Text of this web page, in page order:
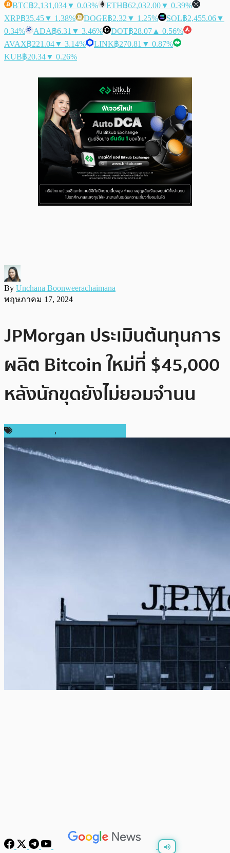
BTC฿2,131,034▼ 0.03% ETH฿62,032.00▼ 0.39%
XRP฿35.45▼ 1.38% DOGE฿2.32 ▼ 1.25% SOL฿2,455.06▼
0.34%
ADA฿6.31 ▼ 3.46% DOT฿28.07 ▲ 0.56%
AVAX฿221.04▼ 3.14% LINK฿270.81 ▼ 0.87%
KUB฿20.34▼ 0.26%
By Unchana Boonweerachaimana
พฤษภาคม 17, 2024
JPMorgan ประเมินต้นทุนการ
ผลิต Bitcoin ใหม่ที่ $45,000
หลังนักขุดยังไม่ยอมจำนน
,